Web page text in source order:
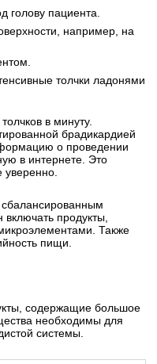
голову пациента.
например, на
толчки ладонями
в минуту.
брадикардией
о проведении
в интернете. Это
уверенно.
продукты,
Также
пищи.
содержащие большое
необходимы для
системы.